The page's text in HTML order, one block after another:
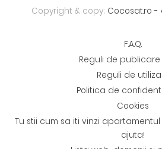
Copyright & copy; Cocosat.ro -
F.A.Q.
Reguli de
Reguli de
Politica de
Cookies
Tu stii cum sa iti vinzi apartamentul
ajuta!